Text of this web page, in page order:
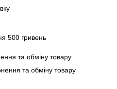
500 гривень
та обміну товару
та обміну товару